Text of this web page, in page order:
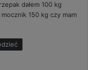
dałem 100 kg
150 kg czy mam